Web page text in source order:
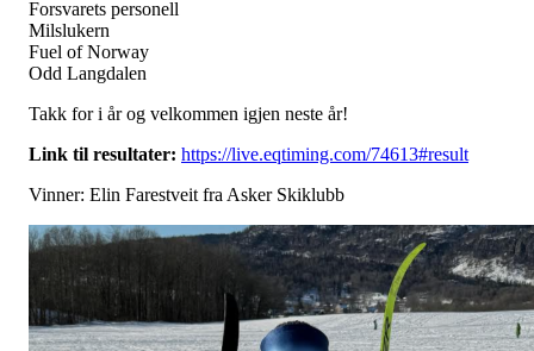
Forsvarets personell
Milslukern
Fuel of Norway
Odd Langdalen
Takk for i år og velkommen igjen neste år!
Link til resultater: https://live.eqtiming.com/74613#result
Vinner: Elin Farestveit fra Asker Skiklubb